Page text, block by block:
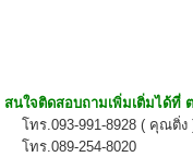
สนใจติดสอบถามเพิ่มเติ่มได้ที่
โทร.093-991-8928 ( คุณติ่ง
โทร.089-254-8020